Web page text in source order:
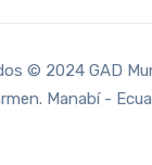
© 2024 GAD
Manabí -